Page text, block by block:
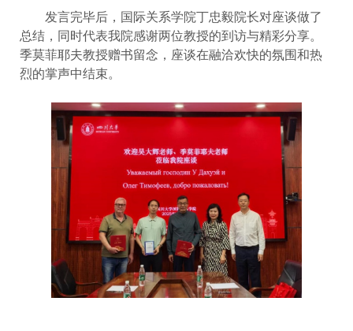
发言完毕后，国际关系学院丁忠毅院长对座谈做了
总结，同时代表我院感谢两位教授的到访与精彩分享。
季莫菲耶夫教授赠书留念，座谈在融洽欢快的氛围和热
烈的掌声中结束。